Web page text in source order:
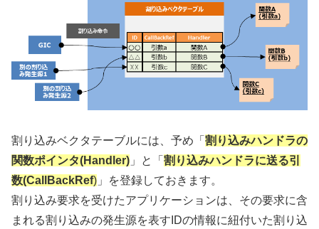
割り込みベクタテーブルには、予め「 割り込みハンドラの
関数ポインタ(Handler) 」と「 割り込みハンドラに送る引
数(CallBackRef) 」を登録しておきます。
割り込み要求を受けたアプリケーションは、その要求に含
まれる割り込みの発生源を表すIDの情報に紐付いた割り込